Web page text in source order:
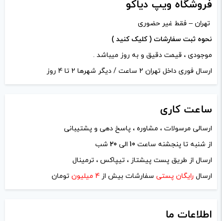
دیدگاه شما*
نام *
فروشگاه ویپ دیاکو
تهران – فقط غیر حضوری
نحوه ثبت سفارشات ( کلیک کنید )
موجودی ، قیمت دقیق و به روز میباشد .
ارسال فوری داخل تهران 2 ساعت / دیگر شهرها 2 تا 4 روز
ساعت کاری
ارسالی مرسولات ، مشاوره ، پاسخ دهی و پشتیبانی
از شنبه تا پنجشنه ساعت 10 الی 20 شب
ارسال از طریق پست پیشتاز ، تیپاکس ، ترمینال
ارسال رایگان پستی سفارشات بیش از 4 میلیون تومان
اطلاعات ما